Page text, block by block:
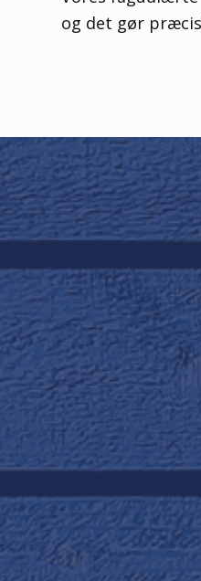
og det gør